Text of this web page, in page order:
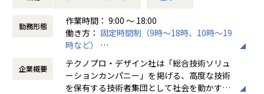
ら、医療DXプロジェクトの拡大要請を受けました。
社会貢献度の高い領域で中長期で活躍することが可能です。
【プロジェクトの特徴】
2026年1月現在、当該顧客のプロジェクトで22名が活躍して
勤務形態
作業時間： 9:00 ～ 18:00
働き方： 固定時間制（9時～18時、10時～19
時など）
時間外労働の有無： 有（月平均20時間）
休憩時間： 60分
企業概要
テクノプロ・デザイン社は「総合技術ソリュ
ーションカンパニー」を掲げる、高度な技術
を保有する技術者集団として社会を動かすこ